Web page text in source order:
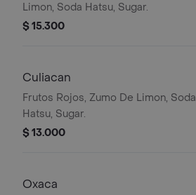
Limon, Soda Hatsu, Sugar.
$ 15.300
Culiacan
Frutos Rojos, Zumo De Limon, Soda
Hatsu, Sugar.
$ 13.000
Oxaca